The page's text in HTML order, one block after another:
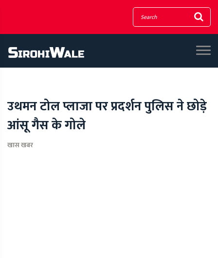
उथमन टोल प्लाजा पर प्रदर्शन पुलिस ने छोड़े
आंसू गैस के गोले
खास खबर